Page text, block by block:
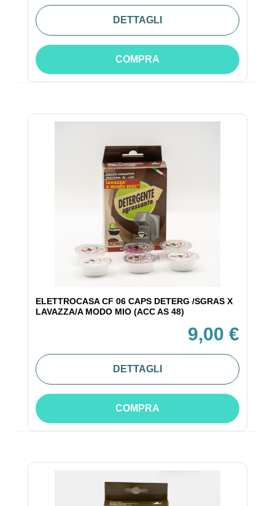
DETTAGLI
COMPRA
ELETTROCASA CF 06 CAPS DETERG /SGRAS X
LAVAZZA/A MODO MIO (ACC AS 48)
9,00 €
DETTAGLI
COMPRA